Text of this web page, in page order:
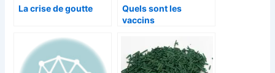
La crise de goutte
Quels sont les
vaccins
vos vacances?